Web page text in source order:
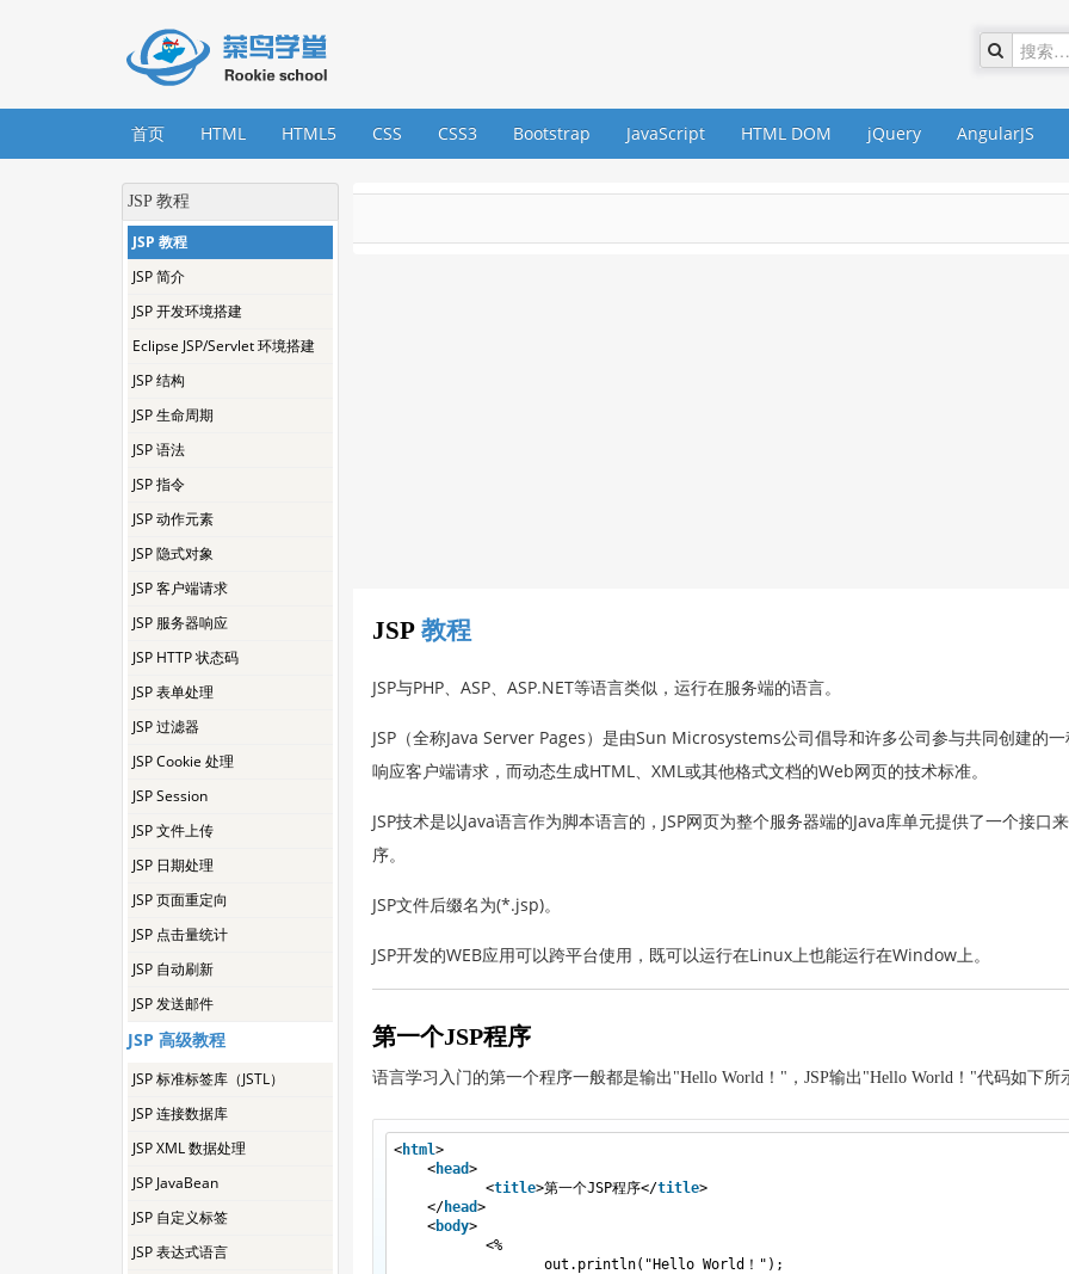
首页 HTML HTML5 CSS CSS3 Bootstrap JavaScript HTML DOM jQuery AngularJS
JSP 教程
JSP 教程
JSP 简介
JSP 开发环境搭建
Eclipse JSP/Servlet 环境搭建
JSP 结构
JSP 生命周期
JSP 语法
JSP 指令
JSP 动作元素
JSP 隐式对象
JSP 客户端请求
JSP 服务器响应
JSP HTTP 状态码
JSP 表单处理
JSP 过滤器
JSP Cookie 处理
JSP Session
JSP 文件上传
JSP 日期处理
JSP 页面重定向
JSP 点击量统计
JSP 自动刷新
JSP 发送邮件
JSP 高级教程
JSP 标准标签库（JSTL）
JSP 连接数据库
JSP XML 数据处理
JSP JavaBean
JSP 自定义标签
JSP 表达式语言
JSP 教程
JSP与PHP、ASP、ASP.NET等语言类似，运行在服务端的语言。
JSP（全称Java Server Pages）是由Sun Microsystems公司倡导和许多公司参与共同创建的
响应客户端请求，而动态生成HTML、XML或其他格式文档的Web网页的技术标准。
JSP技术是以Java语言作为脚本语言的，JSP网页为整个服务器端的Java库单元提供了一个接口
序。
JSP文件后缀名为(*.jsp)。
JSP开发的WEB应用可以跨平台使用，既可以运行在Linux上也能运行在Window上。
第一个JSP程序
语言学习入门的第一个程序一般都是输出"Hello World！"，JSP输出"Hello World！"代码如下所
<html>
<head>
<title>第一个JSP程序</title>
</head>
<body>
<%
out.println("Hello World！");